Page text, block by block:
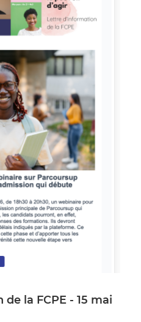
la FCPE - 15 mai